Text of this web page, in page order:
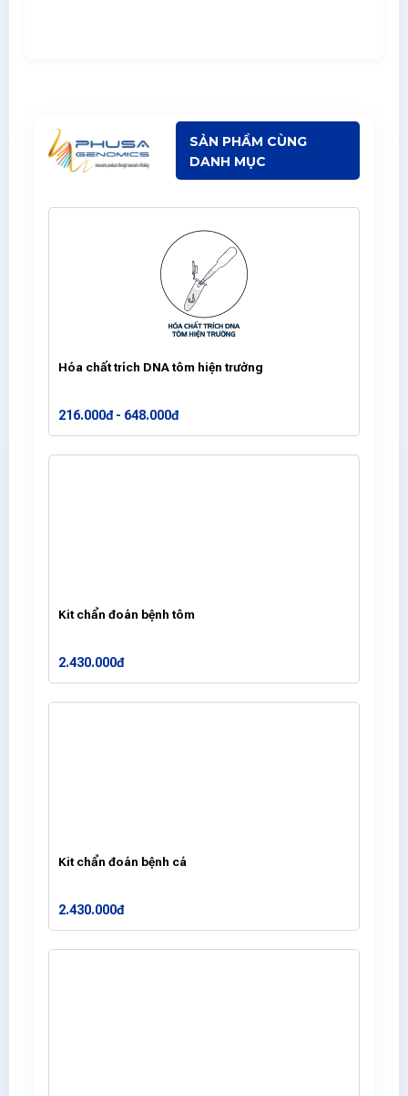
SẢN PHẨM CÙNG
DANH MỤC
Hóa chất trích DNA tôm hiện trường
216.000đ - 648.000đ
Kit chẩn đoán bệnh tôm
2.430.000đ
Kit chẩn đoán bệnh cá
2.430.000đ